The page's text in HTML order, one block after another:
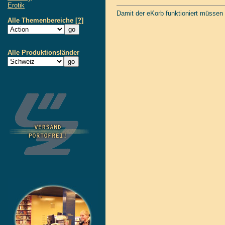
Erotik
Alle Themenbereiche [?]
Alle Produktionsländer
Damit der eKorb funktioniert